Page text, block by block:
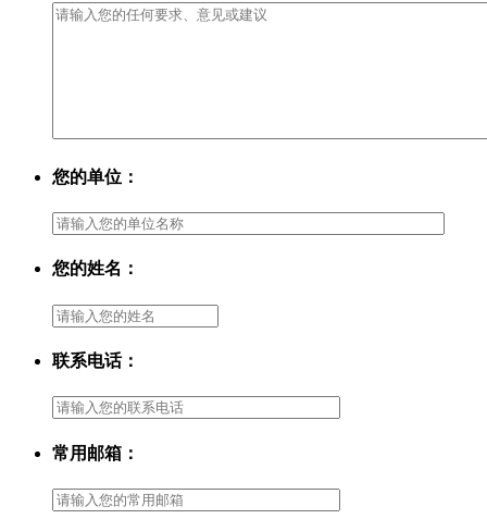
您的单位：
您的姓名：
联系电话：
常用邮箱：